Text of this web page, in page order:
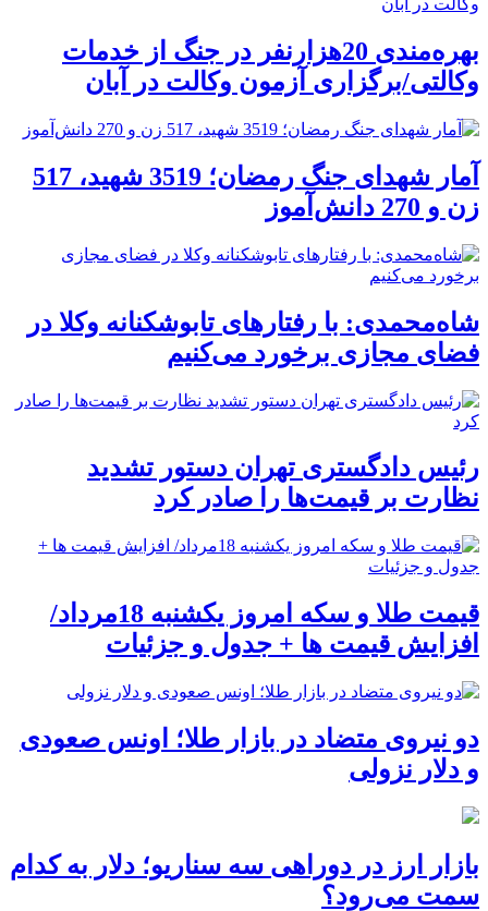
بهره‌مندی 20هزارنفر در جنگ از خدمات
وکالتی/برگزاری آزمون وکالت در آبان
آمار شهدای جنگ رمضان؛ 3519 شهید، 517
زن و 270 دانش‌آموز
شاه‌محمدی: با رفتارهای تابوشکنانه وکلا در
فضای مجازی برخورد می‌کنیم
رئیس دادگستری تهران دستور تشدید
نظارت بر قیمت‌ها را صادر کرد
قیمت طلا و سکه امروز یکشنبه 18مرداد/
افزایش قیمت ها + جدول و جزئیات
دو نیروی متضاد در بازار طلا؛ اونس صعودی
و دلار نزولی
بازار ارز در دوراهی سه سناریو؛ دلار به کدام
سمت می‌رود؟